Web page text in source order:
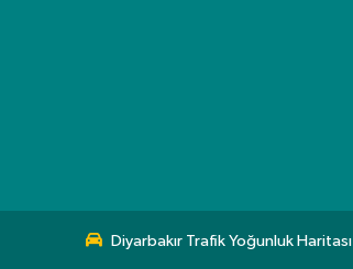
Diyarbakır Trafik Yoğunluk Haritası